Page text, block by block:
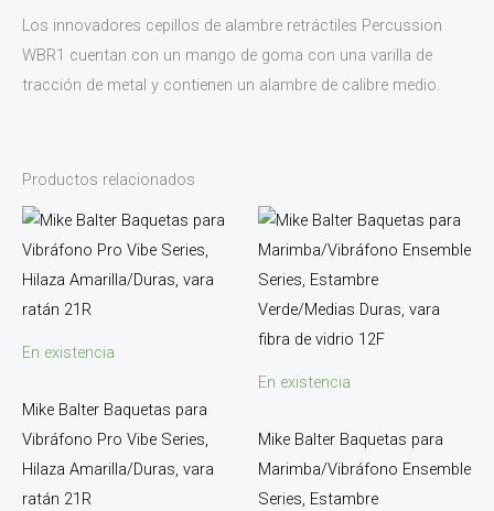
Los innovadores cepillos de alambre retráctiles Percussion
WBR1 cuentan con un mango de goma con una varilla de
tracción de metal y contienen un alambre de calibre medio.
Productos relacionados
En existencia
Mike Balter Baquetas para
Vibráfono Pro Vibe Series,
Hilaza Amarilla/Duras, vara
ratán 21R
En existencia
Mike Balter Baquetas para
Marimba/Vibráfono Ensemble
Series, Estambre